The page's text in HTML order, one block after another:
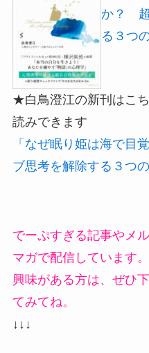
か？ 超
る３つ
★白鳥澄江の新刊はこ
読みできます
「なぜ眠り姫は海で目
ブ思考を解除する３つの
でーぷすぎる記事やメ
マガで配信しています。
興味がある方は、ぜひ
てみてね。
↓↓↓